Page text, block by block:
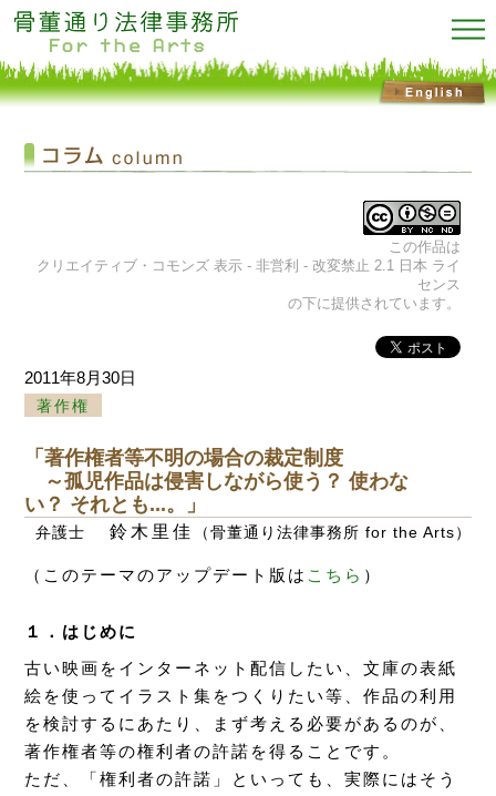
この作品は
クリエイティブ・コモンズ 表示 - 非営利 - 改変禁止 2.1 日本 ライ
センス
の下に提供されています。
2011年8月30日
著作権
「著作権者等不明の場合の裁定制度
～孤児作品は侵害しながら使う？ 使わな
い？ それとも...。」
弁護士 鈴木里佳 （骨董通り法律事務所 for the Arts）
（このテーマのアップデート版は こちら ）
１．はじめに
古い映画をインターネット配信したい、文庫の表紙
絵を使ってイラスト集をつくりたい等、作品の利用
を検討するにあたり、まず考える必要があるのが、
著作権者等の権利者の許諾を得ることです。
ただ、「権利者の許諾」といっても、実際にはそう